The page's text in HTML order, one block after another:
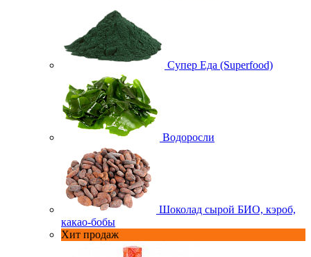
Супер Еда (Superfood)
Водоросли
Шоколад сырой БИО, кэроб,
какао-бобы
Хит продаж